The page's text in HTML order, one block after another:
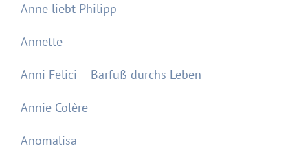
Anne liebt Philipp
Annette
Anni Felici – Barfuß durchs Leben
Annie Colère
Anomalisa